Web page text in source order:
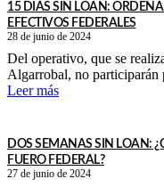
15 DÍAS SIN LOAN:
EFECTIVOS FEDERALES
28 de junio de 2024
Del operativo, que se
Algarrobal, no participarán
Leer más
DOS SEMANAS SIN LOAN:
FUERO FEDERAL?
27 de junio de 2024